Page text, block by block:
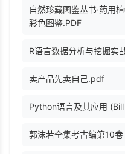
自然珍藏图鉴丛书·药用
彩色图鉴.PDF
R语言数据分析与挖掘实
卖产品先卖自己.pdf
Python语言及其应用
郭沫若全集考古编第10